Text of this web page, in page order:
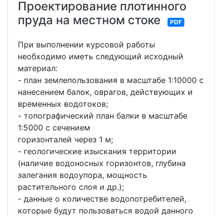
Проектирование плотинного
пруда на местном стоке
PDF
При выполнении курсовой работы
необходимо иметь следующий исходный
материал:
- план землепользования в масштабе 1:10000 с
нанесением балок, оврагов, действующих и
временных водотоков;
- топографический план балки в масштабе
1:5000 с сечением
горизонталей через 1 м;
- геологические изыскания территории
(наличие водоносных горизонтов, глубина
залегания водоупора, мощность
растительного слоя и др.);
- данные о количестве водопотребителей,
которые будут пользоваться водой данного